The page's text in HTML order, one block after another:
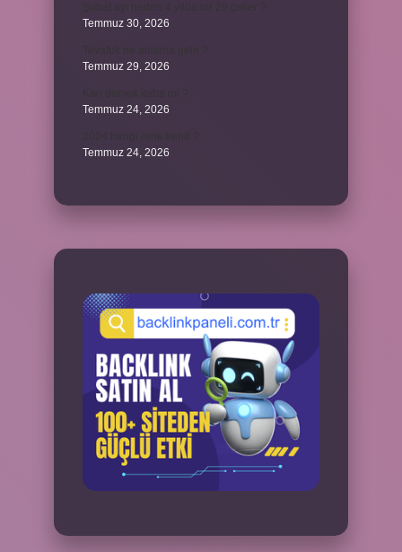
Temmuz 30, 2026
Temmuz 29, 2026
Temmuz 24, 2026
Temmuz 24, 2026